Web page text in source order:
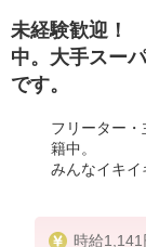
未経験歓迎！
中。大手スー
です。
フリーター
籍中。
みんなイキイ
時給